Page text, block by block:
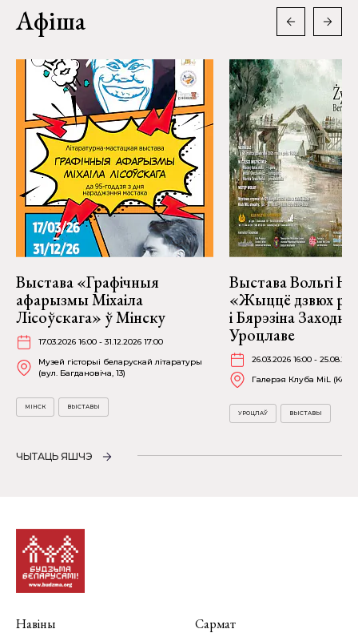
Афіша
Выстава «Графічныя
афарызмы Міхаіла
Лісоўскага» ў Мінску
17.03.2026 16:00 - 31.12.2026 17:00
Музей гісторыі беларускай літаратуры
(вул. Багдановіча, 13)
МІНСК ВЫСТАВЫ
Выстава Вольгі
«Жыццё дзвюх
і Бярэзіна
Уроцлаве
26.03.2026 16:00 -
Галерэя Клуба MiL
УРОЦЛАЎ ВЫСТАВЫ
ЧЫТАЦЬ ЯШЧЭ
Навіны
Сармат